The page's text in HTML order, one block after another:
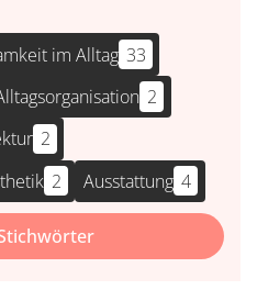
im Alltag 33
2
2
2 Ausstattung 4